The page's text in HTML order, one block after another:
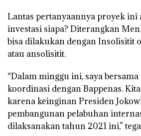
Lantas pertanyaannya proyek
investasi siapa? Diterangkan
bisa dilakukan dengan Insolisitit
atau ansolisitit.
“Dalam minggu ini, saya
koordinasi dengan Bappenas.
karena keinginan Presiden
pembangunan pelabuhan
dilaksanakan tahun 2021 ini,”